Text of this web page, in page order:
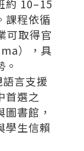
約 10–15
課程依循
可取得官
），具
言支援
首選之
書館，
學生信賴